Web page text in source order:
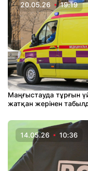
20.05.26 19:19
Маңғыстауда тұрғын
жатқан жерінен
14.05.26 10:36